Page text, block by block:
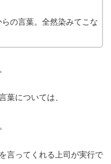
の言葉。全然染みてこな
葉については、
言ってくれる上司が実行で